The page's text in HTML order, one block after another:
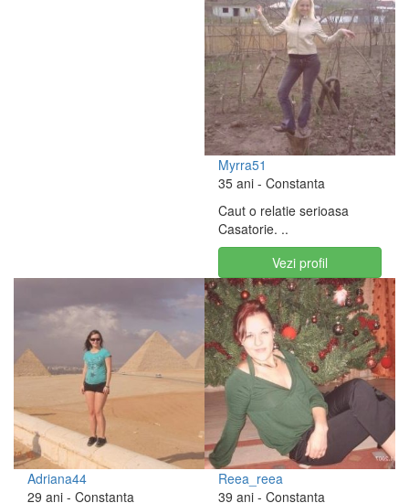
Myrra51
35 ani - Constanta
Caut o relatie serioasa
Casatorie. ..
Vezi profil
Adriana44
29 ani - Constanta
Reea_reea
39 ani - Constanta